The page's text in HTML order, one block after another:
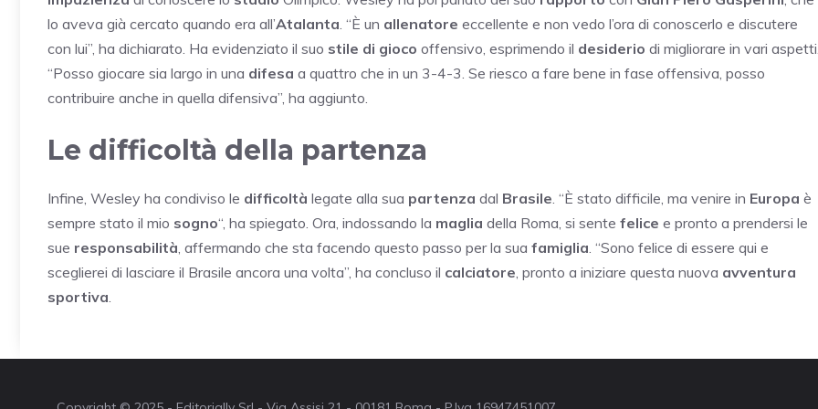
lo aveva già cercato quando era all’Atalanta . “È un allenatore eccellente e non vedo l’ora di conoscerlo e discutere
con lui”, ha dichiarato. Ha evidenziato il suo stile di gioco offensivo, esprimendo il desiderio di migliorare in vari
“Posso giocare sia largo in una difesa a quattro che in un 3-4-3. Se riesco a fare bene in fase offensiva, posso
contribuire anche in quella difensiva”, ha aggiunto.
Le difficoltà della partenza
Infine, Wesley ha condiviso le difficoltà legate alla sua partenza dal Brasile . “È stato difficile, ma venire in Europa è
sempre stato il mio sogno“, ha spiegato. Ora, indossando la maglia della Roma, si sente felice e pronto a prendersi le
sue responsabilità , affermando che sta facendo questo passo per la sua famiglia . “Sono felice di essere qui e
sceglierei di lasciare il Brasile ancora una volta”, ha concluso il calciatore , pronto a iniziare questa nuova avventura
sportiva